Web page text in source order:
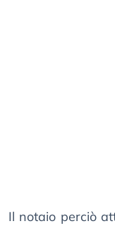
Il notaio perciò